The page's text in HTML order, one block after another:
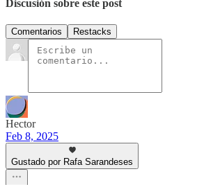
Discusión sobre este post
Comentarios Restacks
Hector
Feb 8, 2025
Gustado por Rafa Sarandeses